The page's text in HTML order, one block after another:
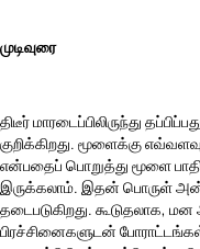
முடிவுரை
திடீர் மாரடைப்பிலிருந்து
குறிக்கிறது. மூளைக்கு
என்பதைப் பொறுத்து மூளை
இருக்கலாம். இதன் பொருள்
தடைபடுகிறது. கூடுதலாக,
பிரச்சினைகளுடன்